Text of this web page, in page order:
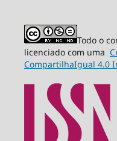
Todo o
licenciado com uma
CompartilhaIgual 4.0